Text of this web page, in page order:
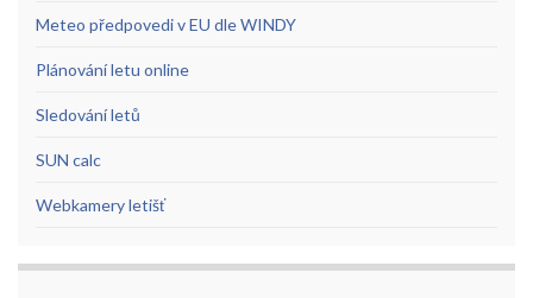
Meteo předpovedi v EU dle WINDY
Plánování letu online
Sledování letů
SUN calc
Webkamery letišť